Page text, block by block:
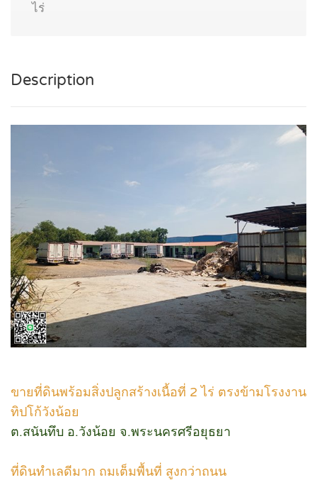
ไร่
Description
ขายที่ดินพร้อมสิ่งปลูกสร้างเนื้อที่ 2 ไร่ ตรงข้ามโรงงาน
ทิปโก้วังน้อย
ต.สนันทึบ อ.วังน้อย จ.พระนครศรีอยุธยา
ที่ดินทำเลดีมาก ถมเต็มพื้นที่ สูงกว่าถนน